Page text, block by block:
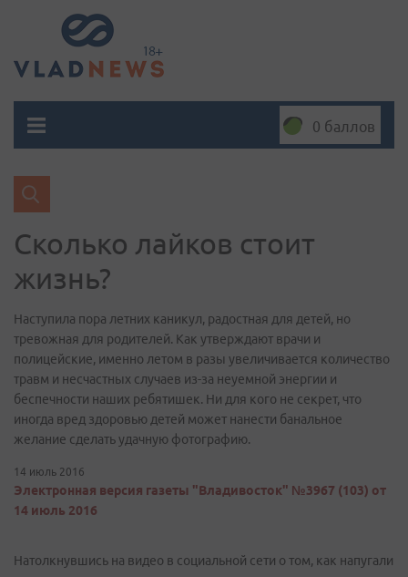
0 баллов
Сколько лайков стоит
жизнь?
Наступила пора летних каникул, радостная для детей, но
тревожная для родителей. Как утверждают врачи и
полицейские, именно летом в разы увеличивается количество
травм и несчастных случаев из-за неуемной энергии и
беспечности наших ребятишек. Ни для кого не секрет, что
иногда вред здоровью детей может нанести банальное
желание сделать удачную фотографию.
14 июль 2016
Электронная версия газеты "Владивосток" №3967 (103) от
14 июль 2016
Натолкнувшись на видео в социальной сети о том, как напугали